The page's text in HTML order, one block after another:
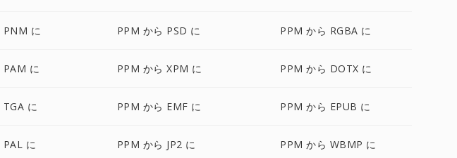
PNM に PPM から PSD に PPM から RGBA に
PAM に PPM から XPM に PPM から DOTX に
に PPM から EMF に PPM から EPUB に
に PPM から JP2 に PPM から WBMP に